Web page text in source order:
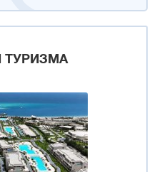
ТУРИЗМА